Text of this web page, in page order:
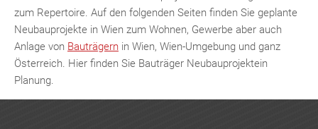
zum Repertoire. Auf den folgenden Seiten finden Sie geplante
Neubauprojekte in Wien zum Wohnen, Gewerbe aber auch
Anlage von Bauträgern in Wien, Wien-Umgebung und ganz
Österreich. Hier finden Sie Bauträger Neubauprojektein
Planung.